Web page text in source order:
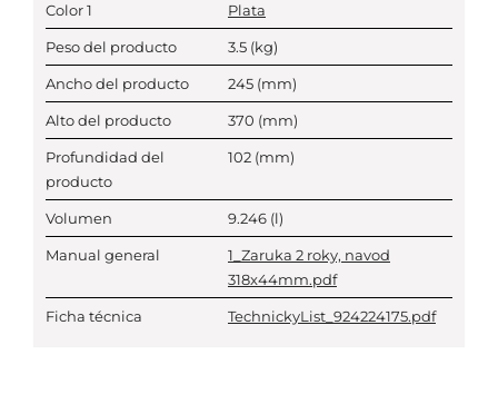
Color 1 Plata
Peso del producto 3.5 (kg)
Ancho del producto 245 (mm)
Alto del producto 370 (mm)
Profundidad del
producto
102 (mm)
Volumen 9.246 (l)
Manual general
1_Zaruka 2 roky, navod
318x44mm.pdf
Ficha técnica TechnickyList_924224175.pdf